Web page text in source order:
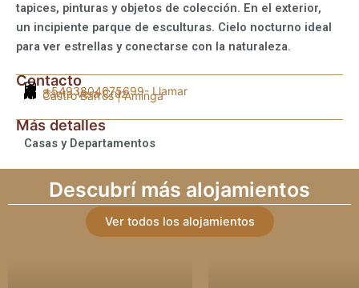
tapices, pinturas y objetos de colección. En el exterior,
un incipiente parque de esculturas. Cielo nocturno ideal
para ver estrellas y conectarse con la naturaleza.
Contacto
+5493804675699- Llamar
Santa Vera Cruz
Castro Barros | Aminga
Más detalles
Casas y Departamentos
Descubrí más alojamientos
Ver todos los alojamientos